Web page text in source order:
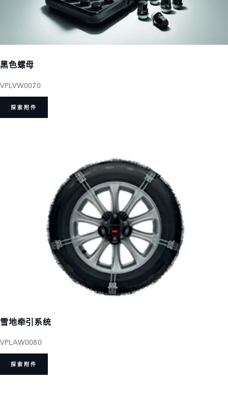
黑色螺母
VPLVW0070
探索附件
雪地牵引系统
VPLAW0080
探索附件